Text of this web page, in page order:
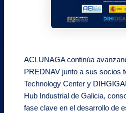
ACLUNAGA continúa
PREDNAV junto a sus socios
Technology Center y
Hub Industrial de Galicia,
fase clave en el desarrollo de